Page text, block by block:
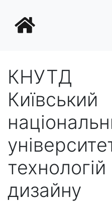
КНУТД
Київський
технологій
дизайну